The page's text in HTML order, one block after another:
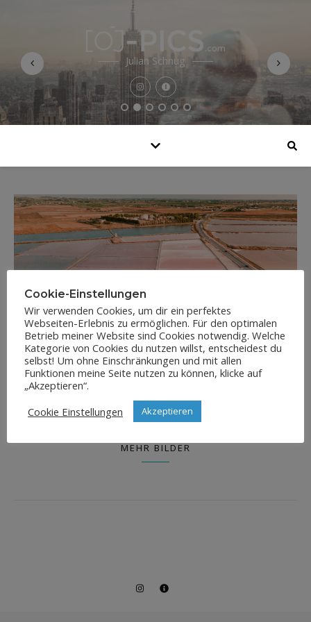
Julian Schnug
LANDSCAPE
SICILIA
MEHR BILDER
Cookie-Einstellungen
Wir verwenden Cookies, um dir ein perfektes
Webseiten-Erlebnis zu ermöglichen. Für den optimalen
Betrieb meiner Website sind Cookies notwendig. Welche
Kategorie von Cookies du nutzen willst, entscheidest du
selbst! Um ohne Einschränkungen und mit allen
Funktionen meine Seite nutzen zu können, klicke auf
„Akzeptieren“.
Cookie Einstellungen
Akzeptieren